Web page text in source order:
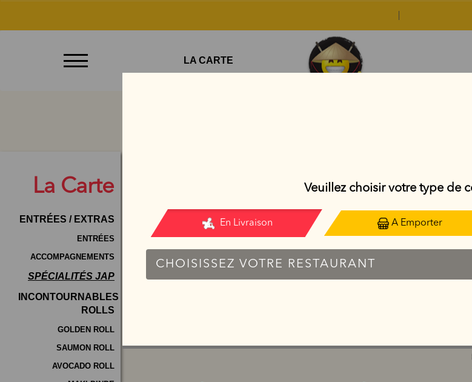
Emporter
Contact
Mentions
Légales
Programme
De
Fidélité
Vos
Avis
LA CARTE
La Carte
ENTRÉES / EXTRAS
ENTRÉES
ACCOMPAGNEMENTS
SPÉCIALITÉS JAP
INCONTOURNABLES
ROLLS
GOLDEN ROLL
SAUMON ROLL
AVOCADO ROLL